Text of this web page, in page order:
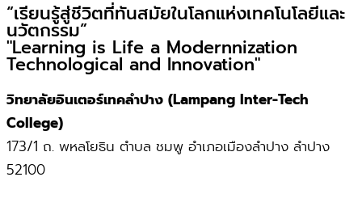
“เรียนรู้สู่ชีวิตที่ทันสมัยในโลกแห่งเทคโนโลยีและ
นวัตกรรม”
"Learning is Life a Modernnization
Technological and Innovation"
วิทยาลัยอินเตอร์เทคลำปาง (Lampang Inter-Tech
College)
173/1 ถ. พหลโยธิน ตำบล ชมพู อำเภอเมืองลำปาง ลำปาง
52100